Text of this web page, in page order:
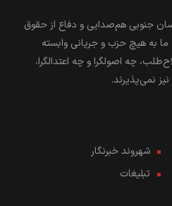
جنوبی هم‌صدایی و دفاع از حقوق
به هیچ حزب و جریانی وابسته
چه اصولگرا و چه اعتدالگرا،
نمی‌پذیرند.
شهروند خبرنگار
تبلیغات